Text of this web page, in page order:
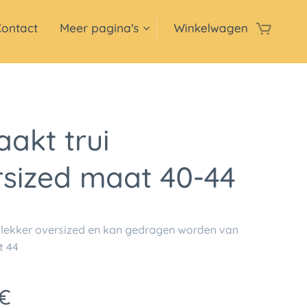
Meer pagina's Winkelwagen
trui
maat 40-44
oversized en kan gedragen worden van
44